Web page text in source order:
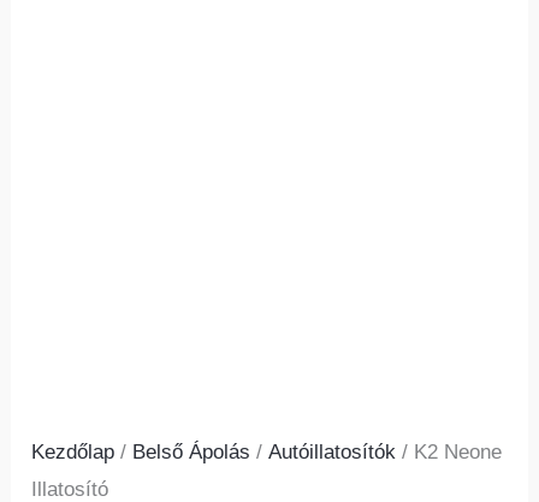
Kezdőlap / Belső Ápolás /Autóillatosítók / K2 Neone
Illatosító